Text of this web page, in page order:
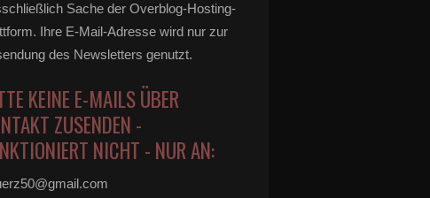
Sache der Overblog-Hosting-
Ihre E-Mail-Adresse wird nur zur
des Newsletters genutzt.
KEINE E-MAILS ÜBER
ZUSENDEN -
NICHT - NUR AN: